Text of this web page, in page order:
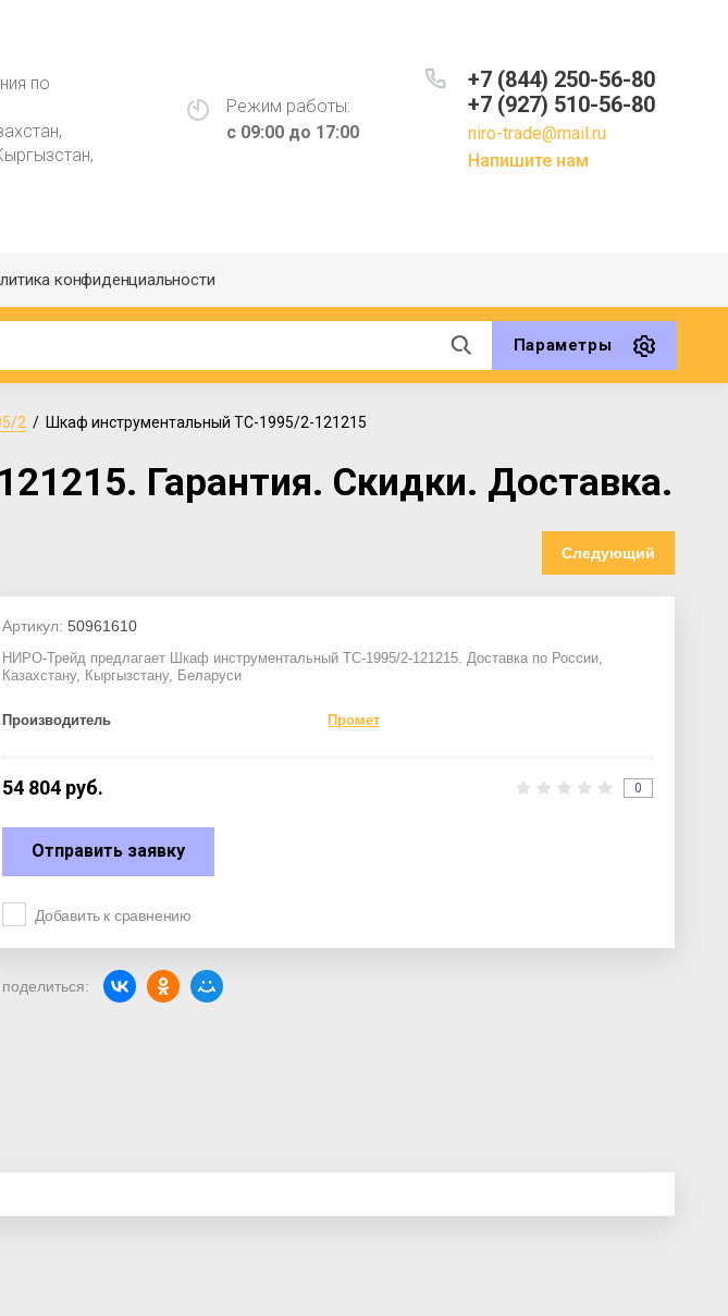
по
Режим работы:
с 09:00 до 17:00
+7 (844) 250-56-80
+7 (927) 510-56-80
niro-trade@mail.ru
Напишите нам
конфиденциальности
Параметры
2
  /  Шкаф инструментальный TC-1995/2-121215
Гарантия. Скидки. Доставка.
Следующий
Артикул: 50961610
НИРО-Трейд предлагает Шкаф инструментальный TC-1995/2-121215. Доставка по России,
Казахстану, Кыргызстану, Беларуси
Производитель Промет
54 804 руб. 0
Отправить заявку
Добавить к сравнению
поделиться: